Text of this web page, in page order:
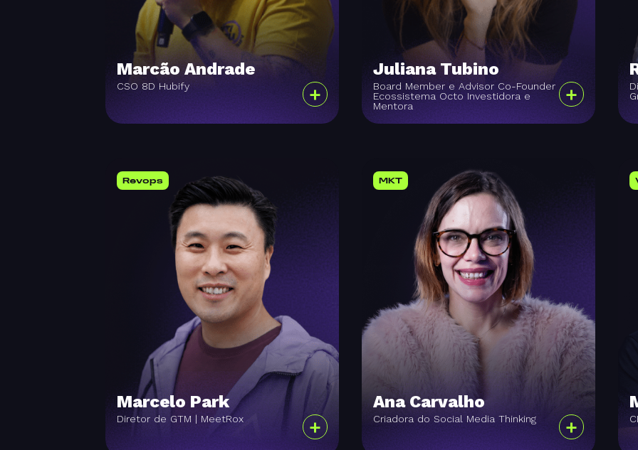
Marcão Andrade
CSO 8D Hubify +
Juliana Tubino
Board Member e Advisor Co-Founder
Ecossistema Octo Investidora e
Mentora
+
Marcelo Park
Diretor de GTM | MeetRox +
Revops
Ana Carvalho
Criadora do Social Media Thinking +
MKT